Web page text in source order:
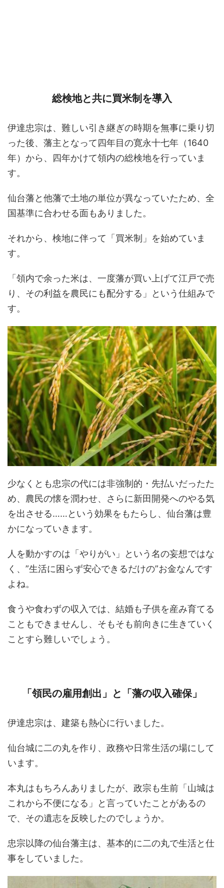
総検地と共に買米制を導入
伊達忠宗は、難しい引き継ぎの時期を無事に乗り切
った後、藩主となって四年目の寛永十七年（1640
年）から、四年かけて領内の総検地を行っていま
す。
仙台藩と他藩で土地の単位が異なっていたため、全
国基準に合わせる面もありました。
それから、検地に伴って「買米制」を始めていま
す。
「領内で余った米は、一度藩が買い上げて江戸で売
り、その利益を農民にも配分する」という仕組みで
す。
少なくとも忠宗の代には非強制的・先払いだったた
め、農民の懐を潤わせ、さらに新田開発へのやる気
を出させる……という効果をもたらし、仙台藩は豊
かになっていきます。
人を動かすのは「やりがい」という名の妄想ではな
く、”生活に困らず安心できるだけの”お金なんです
よね。
食うや食わずの収入では、結婚も子供を産み育てる
こともできませんし、そもそも前向きに生きていく
ことすら難しいでしょう。
「領民の雇用創出」と「藩の収入確保」
伊達忠宗は、建築も熱心に行いました。
仙台城に二の丸を作り、政務や日常生活の場にして
います。
本丸はもちろんありましたが、政宗も生前「山城は
これから不便になる」と言っていたことがあるの
で、その遺志を反映したのでしょうか。
忠宗以降の仙台藩主は、基本的に二の丸で生活と仕
事をしていました。